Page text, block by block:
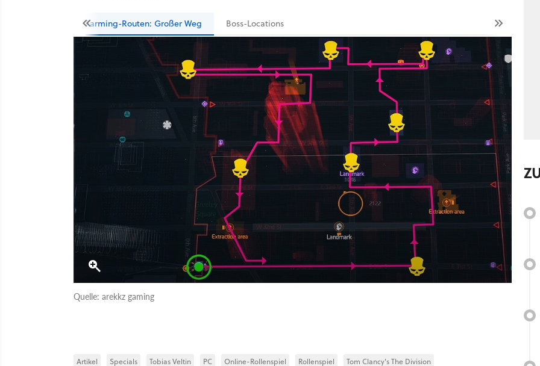
Farming-Routen: Großer Weg Boss-Locations
Quelle: arekkz gaming
Artikel Specials Tobias Veltin PC Online-Rollenspiel Rollenspiel Tom Clancy's The Division